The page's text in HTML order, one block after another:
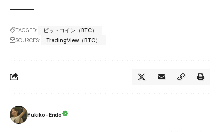
TAGGED:
ビットコイン（BTC）
SOURCES:
TradingView（BTC）
Yukiko-Endo